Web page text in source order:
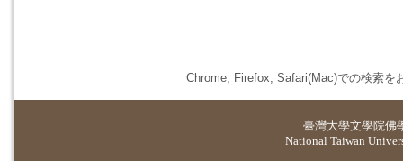
Chrome, Firefox, Safari(Mac)での検索を
臺灣大學文學院佛
National Taiwan